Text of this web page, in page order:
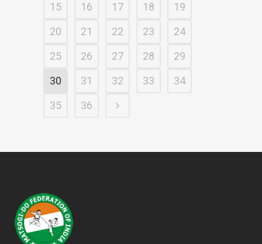
15
16 17 18
19
20
21 22 23
24
25
26 27 28
29
30
31 32 33
34
35
36